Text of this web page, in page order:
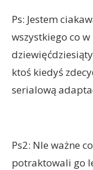
Ps: Jestem
wszystkiego co
ktoś kiedyś
serialową
Ps2: NIe ważne
potraktowali go